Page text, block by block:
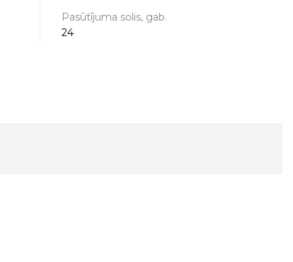
Pasūtījuma solis, gab.
24